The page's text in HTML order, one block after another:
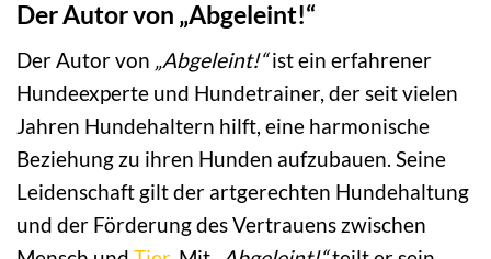
Der Autor von „Abgeleint!“
Der Autor von „Abgeleint!“ist ein erfahrener
Hundeexperte und Hundetrainer, der seit vielen
Jahren Hundehaltern hilft, eine harmonische
Beziehung zu ihren Hunden aufzubauen. Seine
Leidenschaft gilt der artgerechten Hundehaltung
und der Förderung des Vertrauens zwischen